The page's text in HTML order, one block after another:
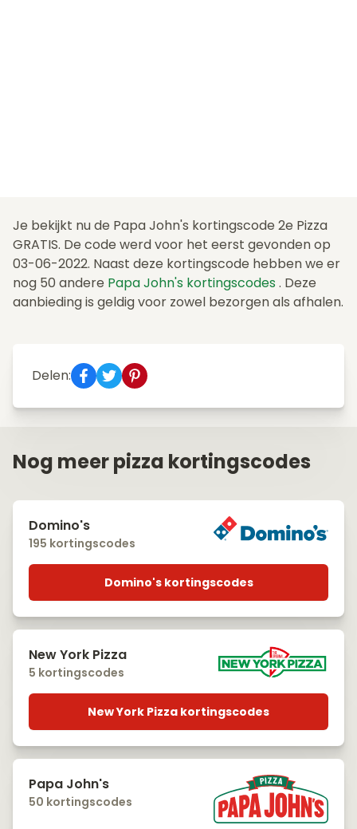
Je bekijkt nu de Papa John's kortingscode 2e Pizza
GRATIS. De code werd voor het eerst gevonden op
03-06-2022. Naast deze kortingscode hebben we er
nog 50 andere Papa John's kortingscodes . Deze
aanbieding is geldig voor zowel bezorgen als afhalen.
Delen:
Nog meer pizza kortingscodes
Domino's
195 kortingscodes
Domino's kortingscodes
New York Pizza
5 kortingscodes
New York Pizza kortingscodes
Papa John's
50 kortingscodes